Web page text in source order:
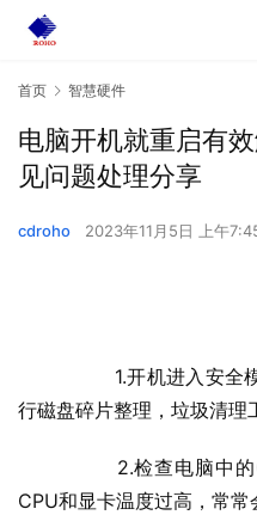
首页 智慧硬件
电脑开机就重启有
见问题处理分享
cdroho 2023年11月5日 上午
行磁盘碎片整理，垃圾清理
CPU和显卡温度过高，常